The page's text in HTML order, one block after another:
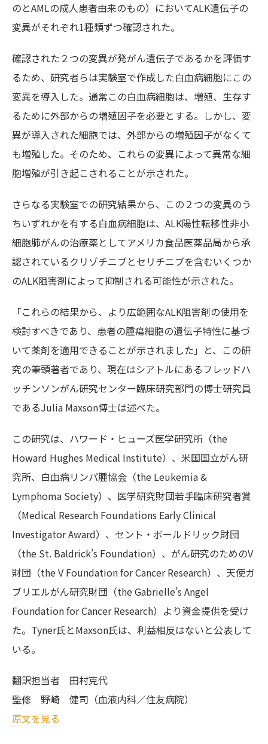
のとAMLの成人患者由来のもの）においてALK遺伝子の
変異がそれぞれ1種類ずつ確認された。
確認された２つの変異が発がん遺伝子であるかを評価す
るため、研究者らは実験室で作成した白血病細胞にこの
変異を導入した。通常この白血病細胞は、増殖、生存す
るために外部からの増殖因子を必要とする。しかし、変
異が導入された細胞では、外部からの増殖因子がなくて
も増殖した。そのため、これらの変異によって異常な細
胞増殖が引き起こされることが示された。
さらなる実験室での研究結果から、この２つの変異のう
ちいずれかを有する白血病細胞は、ALK陽性転移性非小
細胞肺がんの治療薬としてアメリカ食品医薬品局から承
認されているクリゾチニブとセリチニブを含むいくつか
のALK阻害剤によって抑制される可能性が示された。
「これらの結果から、より広範囲なALK阻害剤の使用を
検討すべきであり、患者の腫瘍細胞の遺伝子特性に基づ
いて薬剤を適用できることが示されました」と、この研
究の筆頭著者であり、現在はシアトルにあるフレッドハ
ッチンソンがん研究センター臨床研究部門の博士研究員
であるJulia Maxson博士は述べた。
この研究は、ハワード・ヒューズ医学研究所（the
Howard Hughes Medical Institute）、米国国立がん研
究所、白血病リンパ腫協会（the Leukemia &
Lymphoma Society）、医学研究財団若手臨床研究者賞
（Medical Research Foundations Early Clinical
Investigator Award）、セント・ボールドリック財団
（the St. Baldrick’s Foundation）、がん研究のためのV
財団（the V Foundation for Cancer Research）、天使ガ
ブリエルがん研究財団（the Gabrielle’s Angel
Foundation for Cancer Research）より資金提供を受け
た。Tyner氏とMaxson氏は、利益相反はないと公表して
いる。
翻訳担当者 田村克代
監修 野崎 健司（血液内科／住友病院）
原文を見る